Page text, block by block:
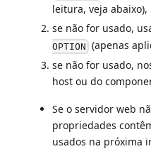
leitura, veja abaixo),
se não for usado,
OPTION (apenas
se não for usado,
host ou do
Se o servidor web
propriedades
usados na próxima